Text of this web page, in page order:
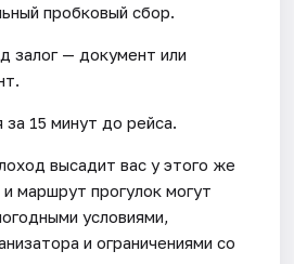
пробковый сбор.
залог — документ или
за 15 минут до рейса.
высадит вас у этого же
маршрут прогулок могут
условиями,
и ограничениями со